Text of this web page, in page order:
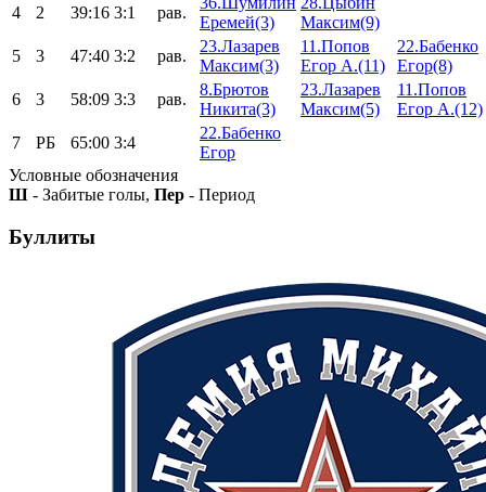
4 2 39:16 3:1 рав.
Еремей(3)
Максим(9)
5
3 47:40 3:2 рав.
23.Лазарев
Максим(3)
11.Попов
Егор А.(11)
22.Бабенко
Егор(8)
6
3 58:09 3:3 рав.
8.Брютов
Никита(3)
23.Лазарев
Максим(5)
11.Попов
Егор А.(12)
7
РБ 65:00 3:4
22.Бабенко
Егор
Условные обозначения
Ш - Забитые голы, Пер - Период
Буллиты